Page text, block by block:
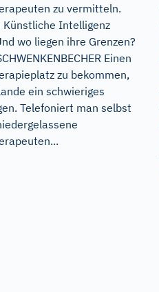
zu vermitteln.
Künstliche Intelligenz
wo liegen ihre Grenzen?
Einen
zu bekommen,
ein schwieriges
Telefoniert man selbst